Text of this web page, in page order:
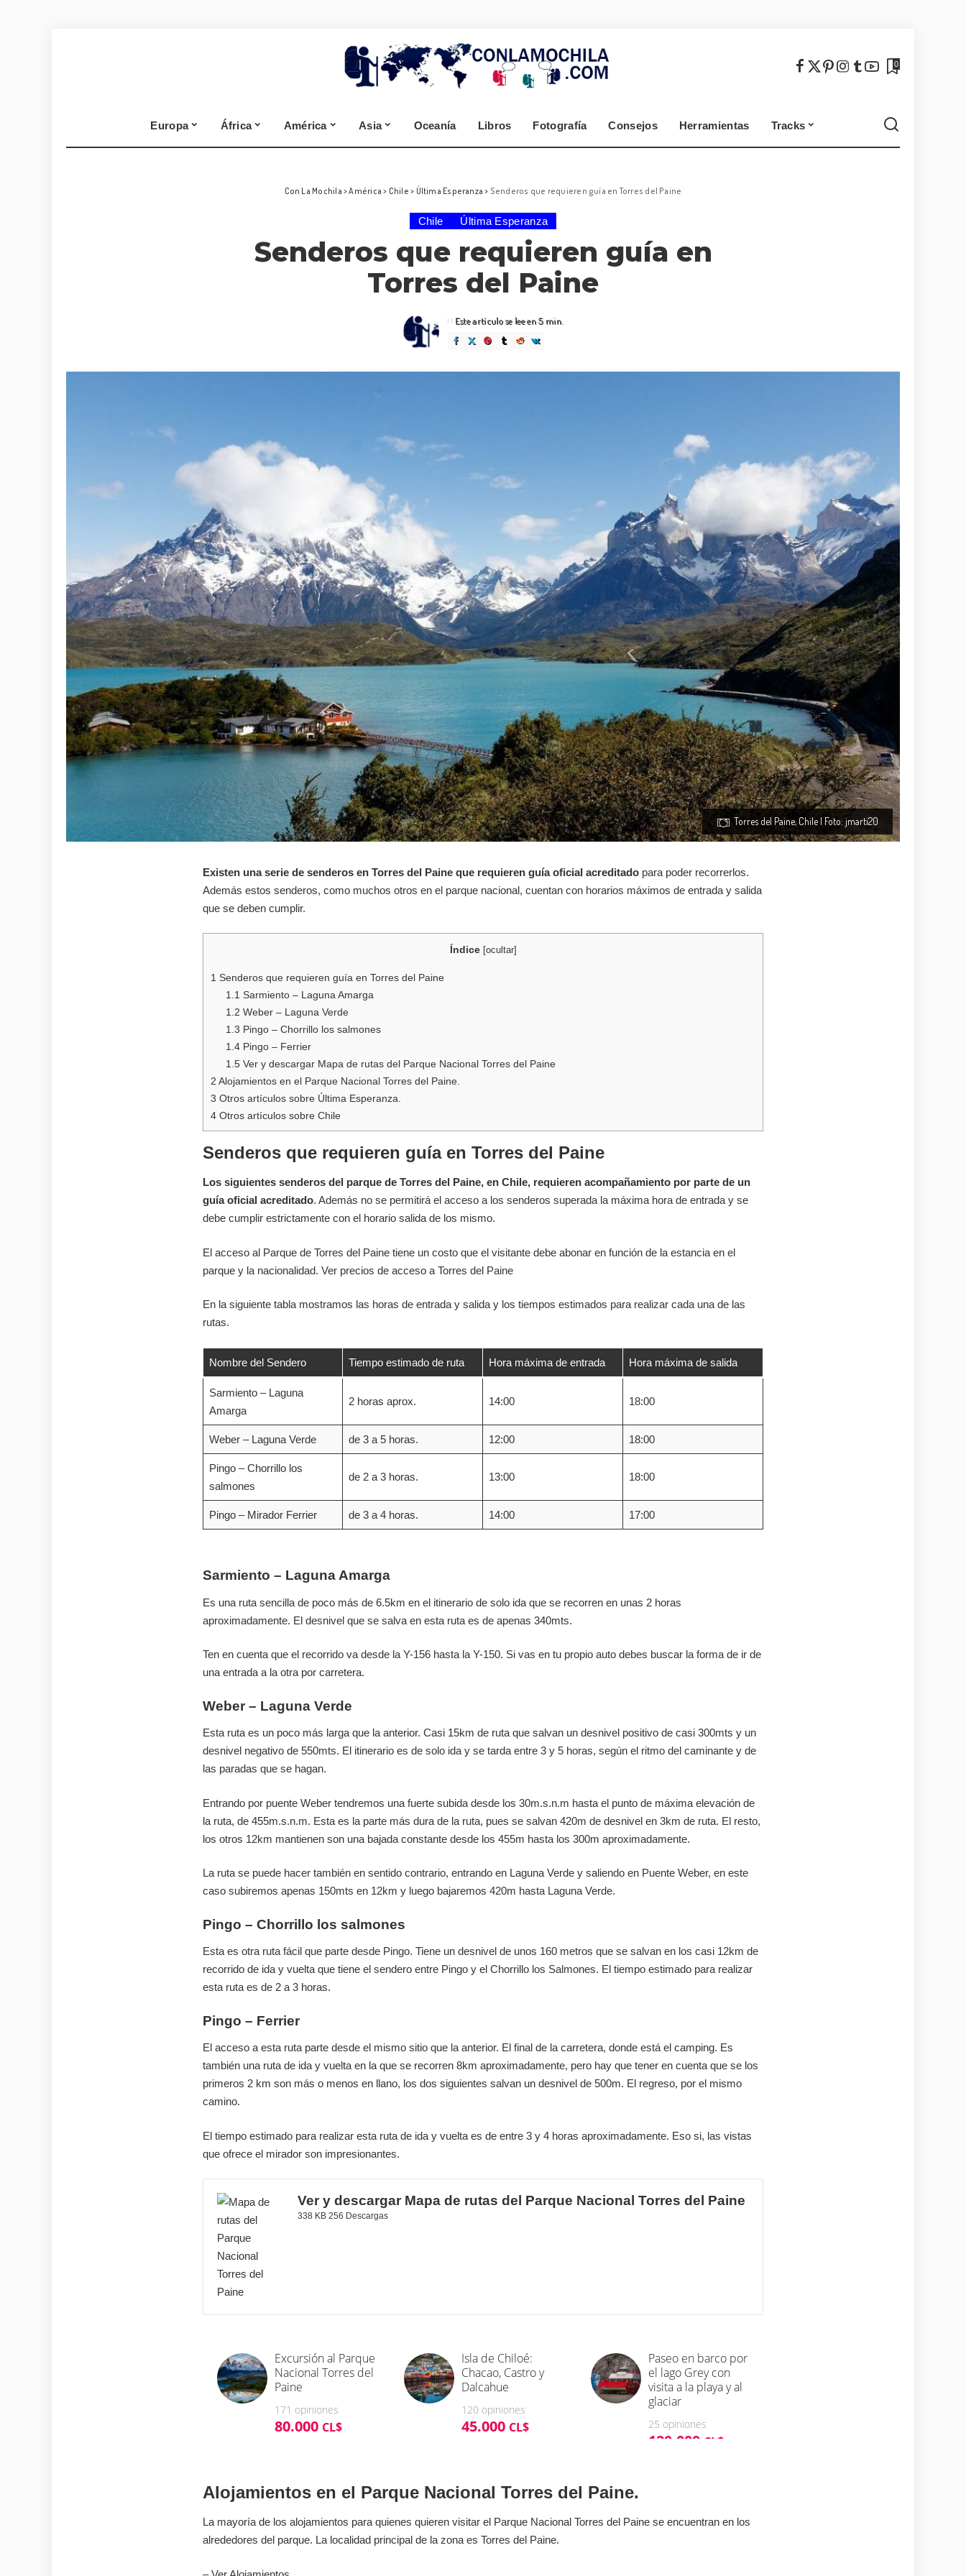
0
Europa África América Asia Oceanía Libros Fotografía Consejos Herramientas Tracks
Segovia
Cantabria
A Coruña
Lugo
Selva Negra
Segovia
Zamora
A Coruña
Lugo
Selva Negra
Con La Mochila >América > Chile > Última Esperanza > Senderos que requieren guía en Torres del Paine
Chile Última Esperanza
Senderos que requieren guía en
Torres del Paine
Posted
by
Este artículo se lee en 5 min.
Torres del Paine, Chile | Foto: jmarti20
Existen una serie de senderos en Torres del Paine que requieren guía oficial acreditado para poder recorrerlos.
Además estos senderos, como muchos otros en el parque nacional, cuentan con horarios máximos de entrada y salida
que se deben cumplir.
Índice [ocultar]
1 Senderos que requieren guía en Torres del Paine
1.1 Sarmiento – Laguna Amarga
1.2 Weber – Laguna Verde
1.3 Pingo – Chorrillo los salmones
1.4 Pingo – Ferrier
1.5 Ver y descargar Mapa de rutas del Parque Nacional Torres del Paine
2 Alojamientos en el Parque Nacional Torres del Paine.
3 Otros artículos sobre Última Esperanza.
4 Otros artículos sobre Chile
Senderos que requieren guía en Torres del Paine
Los siguientes senderos del parque de Torres del Paine, en Chile, requieren acompañamiento por parte de un
guía oficial acreditado. Además no se permitirá el acceso a los senderos superada la máxima hora de entrada y se
debe cumplir estrictamente con el horario salida de los mismo.
El acceso al Parque de Torres del Paine tiene un costo que el visitante debe abonar en función de la estancia en el
parque y la nacionalidad. Ver precios de acceso a Torres del Paine
En la siguiente tabla mostramos las horas de entrada y salida y los tiempos estimados para realizar cada una de las
rutas.
Nombre del Sendero Tiempo estimado de ruta Hora máxima de entrada Hora máxima de salida
Sarmiento – Laguna
Amarga
2 horas aprox. 14:00 18:00
Weber – Laguna Verde de 3 a 5 horas. 12:00 18:00
Pingo – Chorrillo los
salmones
de 2 a 3 horas. 13:00 18:00
Pingo – Mirador Ferrier de 3 a 4 horas. 14:00 17:00
Sarmiento – Laguna Amarga
Es una ruta sencilla de poco más de 6.5km en el itinerario de solo ida que se recorren en unas 2 horas
aproximadamente. El desnivel que se salva en esta ruta es de apenas 340mts.
Ten en cuenta que el recorrido va desde la Y-156 hasta la Y-150. Si vas en tu propio auto debes buscar la forma de ir de
una entrada a la otra por carretera.
Weber – Laguna Verde
Esta ruta es un poco más larga que la anterior. Casi 15km de ruta que salvan un desnivel positivo de casi 300mts y un
desnivel negativo de 550mts. El itinerario es de solo ida y se tarda entre 3 y 5 horas, según el ritmo del caminante y de
las paradas que se hagan.
Entrando por puente Weber tendremos una fuerte subida desde los 30m.s.n.m hasta el punto de máxima elevación de
la ruta, de 455m.s.n.m. Esta es la parte más dura de la ruta, pues se salvan 420m de desnivel en 3km de ruta. El resto,
los otros 12km mantienen son una bajada constante desde los 455m hasta los 300m aproximadamente.
La ruta se puede hacer también en sentido contrario, entrando en Laguna Verde y saliendo en Puente Weber, en este
caso subiremos apenas 150mts en 12km y luego bajaremos 420m hasta Laguna Verde.
Pingo – Chorrillo los salmones
Esta es otra ruta fácil que parte desde Pingo. Tiene un desnivel de unos 160 metros que se salvan en los casi 12km de
recorrido de ida y vuelta que tiene el sendero entre Pingo y el Chorrillo los Salmones. El tiempo estimado para realizar
esta ruta es de 2 a 3 horas.
Pingo – Ferrier
El acceso a esta ruta parte desde el mismo sitio que la anterior. El final de la carretera, donde está el camping. Es
también una ruta de ida y vuelta en la que se recorren 8km aproximadamente, pero hay que tener en cuenta que se los
primeros 2 km son más o menos en llano, los dos siguientes salvan un desnivel de 500m. El regreso, por el mismo
camino.
El tiempo estimado para realizar esta ruta de ida y vuelta es de entre 3 y 4 horas aproximadamente. Eso si, las vistas
que ofrece el mirador son impresionantes.
Ver y descargar Mapa de rutas del Parque Nacional Torres del Paine
338 KB 256 Descargas
Alojamientos en el Parque Nacional Torres del Paine.
La mayoría de los alojamientos para quienes quieren visitar el Parque Nacional Torres del Paine se encuentran en los
alrededores del parque. La localidad principal de la zona es Torres del Paine.